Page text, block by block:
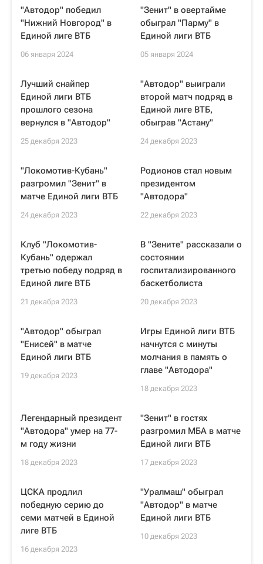
"Автодор" победил
"Нижний Новгород" в
Единой лиге ВТБ
06 января 2024
"Зенит" в овертайме
обыграл "Парму" в
Единой лиги ВТБ
05 января 2024
Лучший снайпер
Единой лиги ВТБ
прошлого сезона
вернулся в "Автодор"
25 декабря 2023
"Автодор" выиграли
второй матч подряд в
Единой лиге ВТБ,
обыграв "Астану"
24 декабря 2023
"Локомотив-Кубань"
разгромил "Зенит" в
матче Единой лиги ВТБ
24 декабря 2023
Родионов стал новым
президентом
"Автодора"
22 декабря 2023
Клуб "Локомотив-
Кубань" одержал
третью победу подряд в
Единой лиге ВТБ
21 декабря 2023
В "Зените" рассказали о
состоянии
госпитализированного
баскетболиста
20 декабря 2023
"Автодор" обыграл
"Енисей" в матче
Единой лиги ВТБ
19 декабря 2023
Игры Единой лиги ВТБ
начнутся с минуты
молчания в память о
главе "Автодора"
18 декабря 2023
Легендарный президент
"Автодора" умер на 77-
м году жизни
18 декабря 2023
"Зенит" в гостях
разгромил МБА в матче
Единой лиги ВТБ
17 декабря 2023
ЦСКА продлил
победную серию до
семи матчей в Единой
лиге ВТБ
16 декабря 2023
"Уралмаш" обыграл
"Автодор" в матче
Единой лиги ВТБ
10 декабря 2023